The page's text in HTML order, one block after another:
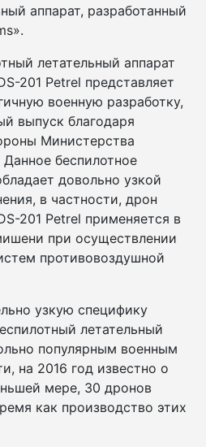
аппарат, разработанный
летательный аппарат
201 Petrel представляет
военную разработку,
выпуск благодаря
Министерства
беспилотное
довольно узкой
в частности, дрон
201 Petrel применяется в
при осуществлении
противовоздушной
узкую специфику
летательный
популярным военным
на 2016 год известно о
мере, 30 дронов
как производство этих